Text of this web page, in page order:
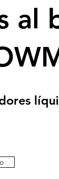
al